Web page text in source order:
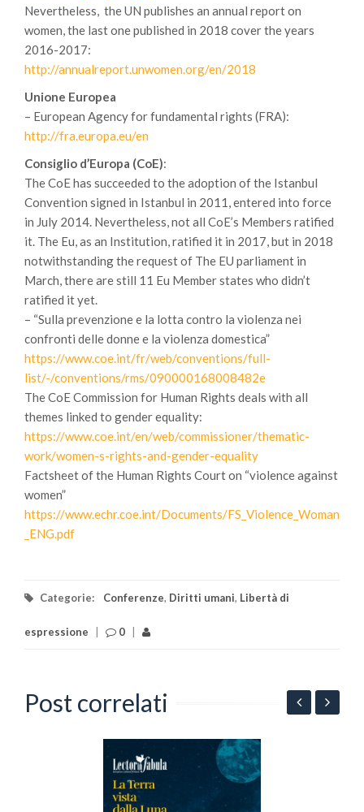
Nevertheless, the UN publishes an annual report on
women, the last one published in 2018 cover the years
2016-2017:
http://annualreport.unwomen.org/en/2018
Unione Europea
– European Agency for fundamental rights (FRA):
http://fra.europa.eu/en
Consiglio d’Europa (CoE):
The CoE has succeeded to the adoption of the Istanbul
Convention signed in Istanbul in 2011, entered into force
in July 2014. Nevertheless, not all CoE’s Members ratified
it. The Eu, as an Institution, ratified it in 2017, but in 2018
notwithstanding the request of The EU parliament in
March, there are still 11 Eu Member states who didn’t
ratified it yet.
– “Sulla prevenzione e la lotta contro la violenza nei
confronti delle donne e la violenza domestica”
https://www.coe.int/fr/web/conventions/full-
list/-/conventions/rms/090000168008482e
The CoE Commission for Human Rights deals with all
themes linked to gender equality:
https://www.coe.int/en/web/commissioner/thematic-
work/women-s-rights-and-gender-equality
Factsheet of the Human Rights Court on “violence against
women”
https://www.echr.coe.int/Documents/FS_Violence_Woman
_ENG.pdf
Categorie: Conferenze, Diritti umani, Libertà di
espressione 0
Post correlati